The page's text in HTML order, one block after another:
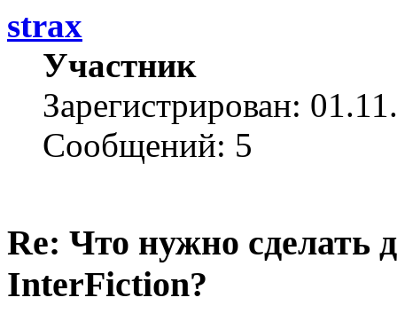
strax
Участник
Зарегистрирован:
Сообщений: 5
Re: Что нужно сделать
InterFiction?